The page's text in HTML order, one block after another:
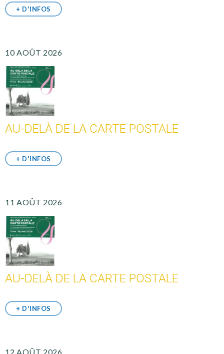
+ D'INFOS
10 AOÛT 2026
AU-DELÀ DE LA CARTE POSTALE
+ D'INFOS
11 AOÛT 2026
AU-DELÀ DE LA CARTE POSTALE
+ D'INFOS
12 AOÛT 2026